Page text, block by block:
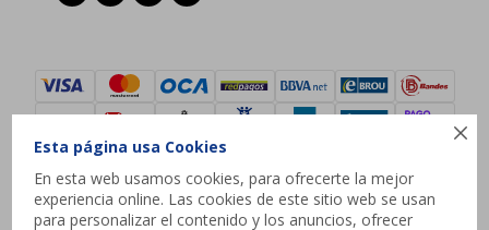

Esta página usa Cookies
En esta web usamos cookies, para ofrecerte la mejor
experiencia online. Las cookies de este sitio web se usan
para personalizar el contenido y los anuncios, ofrecer
© Copyright 2026 / JYSK